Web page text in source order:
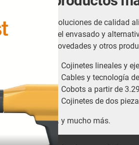
Soluciones de calidad
del envasado y
novedades y otros
Cojinetes lineales y
Cables y tecnología
Cobots a partir de
Cojinetes de dos
... y mucho más.